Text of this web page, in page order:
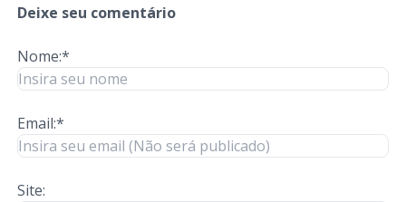
Deixe seu comentário
Nome:*
Email:*
Site: